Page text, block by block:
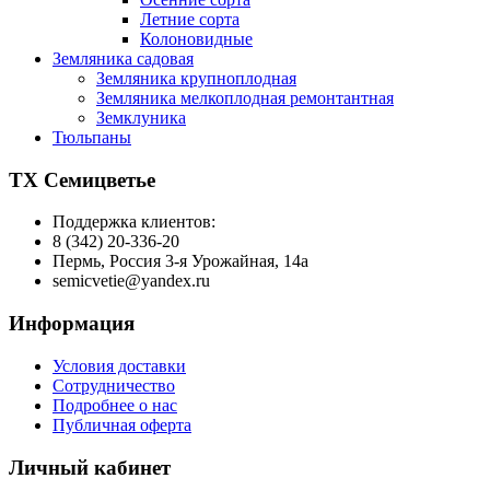
Летние сорта
Колоновидные
Земляника садовая
Земляника крупноплодная
Земляника мелкоплодная ремонтантная
Земклуника
Тюльпаны
ТХ Семицветье
Поддержка клиентов:
8 (342) 20-336-20
Пермь, Россия 3-я Урожайная, 14а
semicvetie@yandex.ru
Информация
Условия доставки
Сотрудничество
Подробнее о нас
Публичная оферта
Личный кабинет